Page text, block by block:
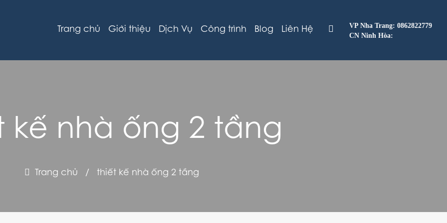
Trang chủ Giới thiệu Dịch Vụ Công trình Blog Liên Hệ
VP Nha Trang: 0862822779
CN Ninh Hòa:
kế nhà ống 2 tầng
Trang chủ / thiết kế nhà ống 2 tầng